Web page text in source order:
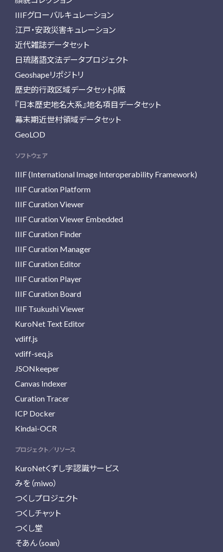
IIIFグローバルキュレーション
江戸・安政災害キュレーション
近代雑誌データセット
日琉諸語文法データプロジェクト
Geoshapeリポジトリ
歴史的行政区域データセットβ版
『日本歴史地名大系』地名項目データセット
幕末期近世村領域データセット
GeoLOD
ソフトウェア
IIIF (International Image Interoperability Framework)
IIIF Curation Platform
IIIF Curation Viewer
IIIF Curation Viewer Embedded
IIIF Curation Finder
IIIF Curation Manager
IIIF Curation Editor
IIIF Curation Player
IIIF Curation Board
IIIF Tsukushi Viewer
KuroNet Text Editor
vdiff.js
vdiff-seq.js
JSONkeeper
Canvas Indexer
Curation Tracer
ICP Docker
Kindai-OCR
プロジェクト／リソース
KuroNetくずし字認識サービス
みを（miwo）
つくしプロジェクト
つくしチャット
つくし堂
そあん（soan）